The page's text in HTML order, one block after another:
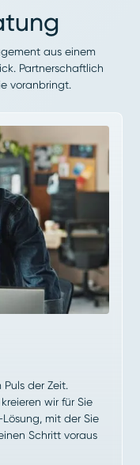
aus einem
Partnerschaftlich
voranbringt.
der Zeit.
wir für Sie
mit der Sie
Schritt voraus